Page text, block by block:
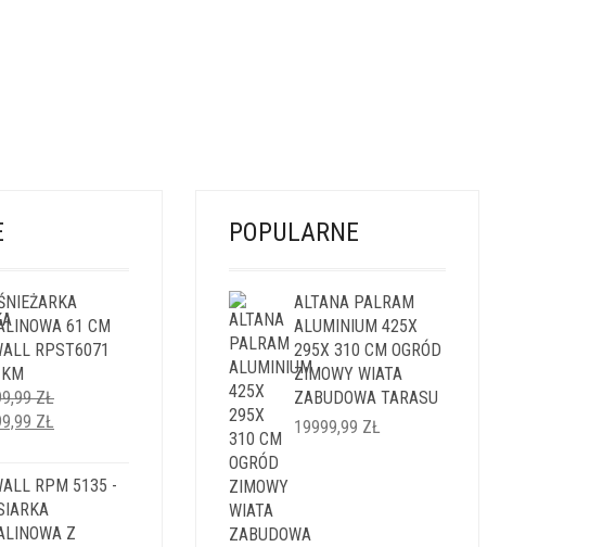
61 CM
RPST6071
ZŁ
ZŁ.
ZŁ
4999,99 ZŁ.
RPM 5135 -
Z
POPULARNE
ALTANA PALRAM
ALUMINIUM 425X
295X 310 CM OGRÓD
ZIMOWY WIATA
ZABUDOWA TARASU
19999,99 ZŁ